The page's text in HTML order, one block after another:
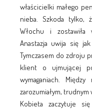
właścicielki małego
nieba. Szkoda tylko,
Włochu i zostawiła
Anastazja uwija się
Tymczasem do zdroju
klient o ujmującej
wymaganiach.
zarozumiałym,
Kobieta zaczytuje